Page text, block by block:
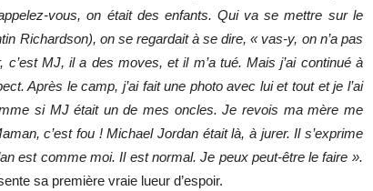
vous, on était des enfants. Qui va se mettre sur le
Richardson), on se regardait à se dire, « vas-y, on n’a pas
MJ, il a des moves, et il m’a tué. Mais j’ai continué à
Après le camp, j’ai fait une photo avec lui et tout et je l’ai
si MJ était un de mes oncles. Je revois ma mère me
c’est fou ! Michael Jordan était là, à jurer. Il s’exprime
est comme moi. Il est normal. Je peux peut-être le faire ».
sa première vraie lueur d’espoir.